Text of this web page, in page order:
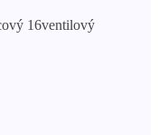
16ventilový